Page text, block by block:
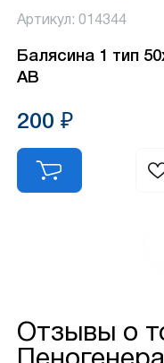
Артикул: 014344
Балясина 1 тип
АВ
200 ₽
Отзывы о